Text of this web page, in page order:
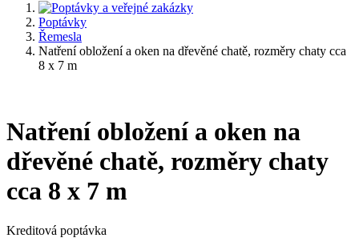
Poptávky
Řemesla
Natření obložení a oken na dřevěné chatě, rozměry chaty cca
8 x 7 m
Natření obložení a oken na
dřevěné chatě, rozměry chaty
cca 8 x 7 m
Kreditová poptávka